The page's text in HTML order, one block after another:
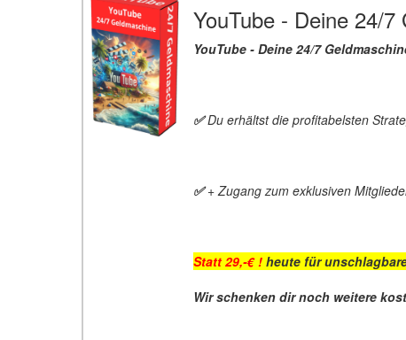
YouTube - Deine 24/7
YouTube - Deine 24/7
✅Du erhältst die profitabelsten
✅+ Zugang zum exklusiven
Statt 29,-€ ! heute für
Wir schenken dir noch weitere